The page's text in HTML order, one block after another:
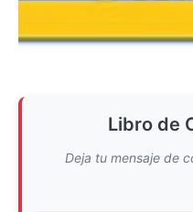
Libro de
Deja tu mensaje de